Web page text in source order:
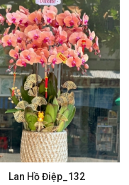
Lan Hồ Điệp_132
Mua ngay